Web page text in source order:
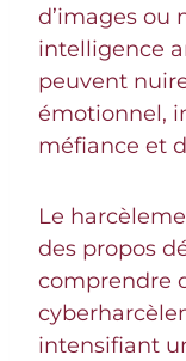
d’images ou
intelligence
peuvent
émotionnel,
méfiance et
Le
des propos
comprendre
intensifiant